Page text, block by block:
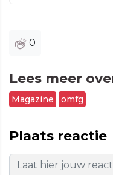
0
Lees meer
Magazine omfg
Plaats reactie